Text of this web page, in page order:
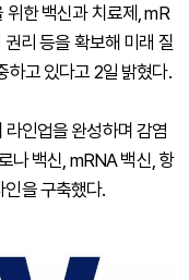
한 백신과 치료제, mR
리 등을 확보해 미래 질
하고 있다고 2일 밝혔다.
인업을 완성하며 감염
나 백신, mRNA 백신, 항
을 구축했다.